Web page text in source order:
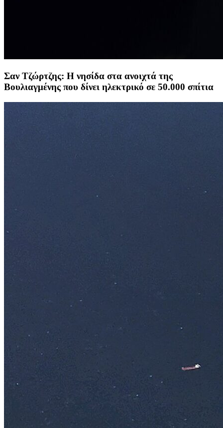
Σαν Τζώρτζης: Η νησίδα στα ανοιχτά της
Βουλιαγμένης που δίνει ηλεκτρικό σε 50.000 σπίτια